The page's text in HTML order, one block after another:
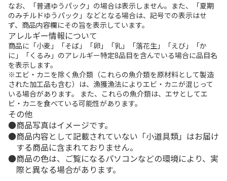
なお、「普通ゆうパック」の場合は表示しません。また、「夏期
のみチルドゆうパック」などとなる場合は、記号での表示はせ
ず、商品内容欄にその旨を表示しています。
アレルギー情報について
商品に「小麦」「そば」「卵」「乳」「落花生」「えび」「か
に」「くるみ」のアレルギー特定8品目を含んでいる場合に品目名
を表示します。
※エビ・カニを除く魚介類（これらの魚介類を原材料として製造
された加工品も含む）は、漁獲漁法によりエビ・カニが混じって
いる場合があります。 また、これらの魚介類は、エサとしてエ
ビ・カニを食べている可能性があります。
その他
商品写真はイメージです。
商品内容として記載されていない「小道具類」はお届け
する商品に含まれておりません。
商品の色は、ご覧になるパソコンなどの環境により、実
際と異なる場合があります。